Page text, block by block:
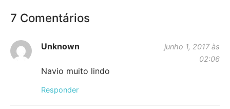
7 Comentários
Unknown
junho 1, 2017 às
02:06
Navio muito lindo
Responder